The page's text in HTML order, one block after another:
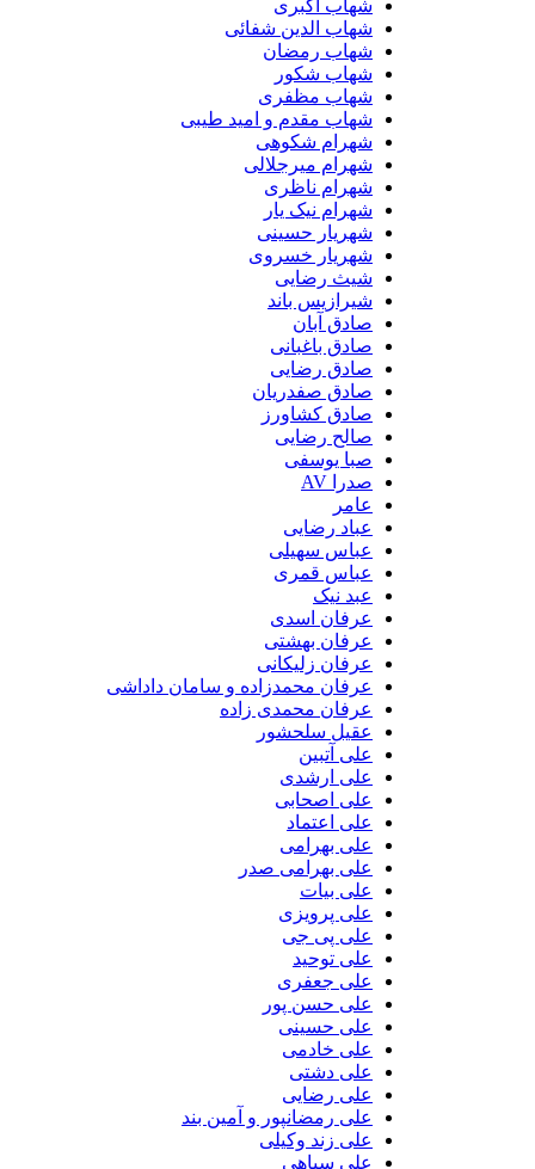
شهاب اکبری
شهاب الدین شفائی
شهاب رمضان
شهاب شکور
شهاب مظفری
شهاب مقدم و امید طیبی
شهرام شکوهی
شهرام میرجلالی
شهرام ناظری
شهرام نیک یار
شهریار حسینی
شهریار خسروی
شیث رضایی
شیرازیس باند
صادق آبان
صادق باغبانی
صادق رضایی
صادق صفدریان
صادق کشاورز
صالح رضایی
صبا یوسفی
صدرا AV
عامر
عباد رضایی
عباس سهیلی
عباس قمری
عبد نیک
عرفان اسدی
عرفان بهشتی
عرفان زلیکانی
عرفان محمدزاده و سامان داداشی
عرفان محمدی زاده
عقیل سلحشور
علی آتبین
علی ارشدی
علی اصحابی
علی اعتماد
علی بهرامی
علی بهرامی صدر
علی بیات
علی پرویزی
علی پی جی
علی توحید
علی جعفری
علی حسن پور
علی حسینی
علی خادمی
علی دشتی
علی رضایی
علی رمضانپور و آمین بند
علی زند وکیلی
علی سپاهی